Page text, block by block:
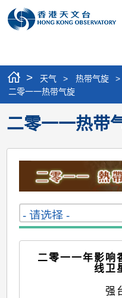
> 天气 > 热带气旋
>
二零一一热带气旋
二零一一热带
二零一一年影响
线卫
强